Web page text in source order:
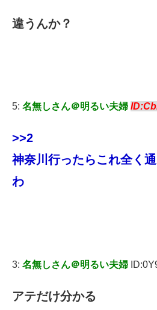
違うんか？
5: 名無しさん＠明るい夫婦
>>2
神奈川行ったらこれ全く
わ
3: 名無しさん＠明るい夫婦
アテだけ分かる